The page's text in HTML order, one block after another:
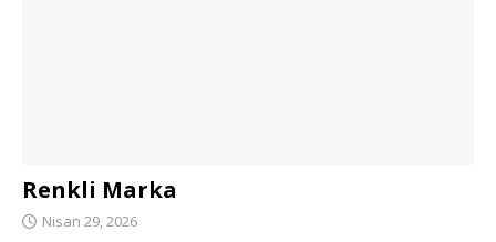
Renkli Marka
Nisan 29, 2026